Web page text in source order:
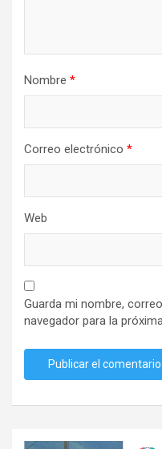
Nombre *
Correo electrónico *
Web
Guarda mi nombre,
navegador para la